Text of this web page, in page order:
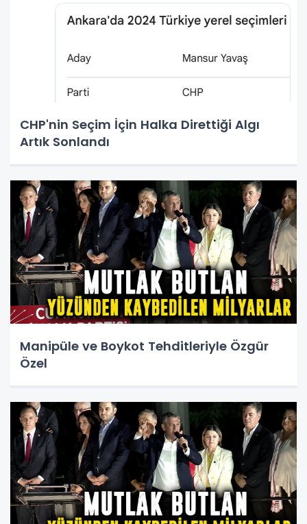
CHP'nin Seçim İçin Halka Direttiği Algı
Artık Sonlandı
Manipüle ve Boykot Tehditleriyle Özgür
Özel